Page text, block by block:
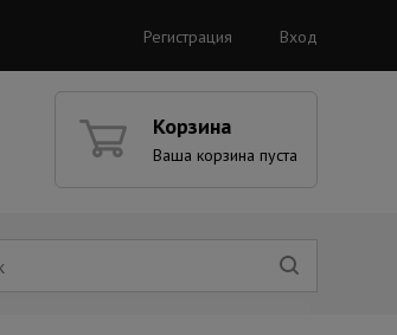
Регистрация Вход
Корзина
Ваша корзина пуста